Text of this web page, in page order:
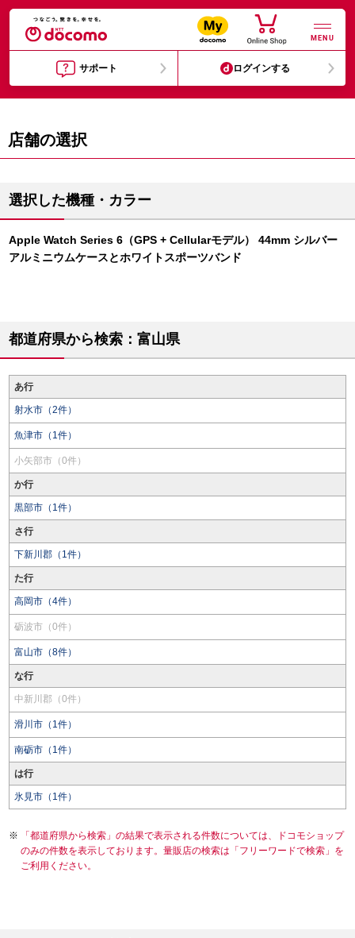
MENU
サポート ログインする
店舗の選択
選択した機種・カラー
Apple Watch Series 6（GPS + Cellularモデル） 44mm シルバー
アルミニウムケースとホワイトスポーツバンド
都道府県から検索：富山県
あ行
射水市（2件）
魚津市（1件）
小矢部市（0件）
か行
黒部市（1件）
さ行
下新川郡（1件）
た行
高岡市（4件）
砺波市（0件）
富山市（8件）
な行
中新川郡（0件）
滑川市（1件）
南砺市（1件）
は行
氷見市（1件）
「都道府県から検索」の結果で表示される件数については、ドコモショップ
のみの件数を表示しております。量販店の検索は「フリーワードで検索」を
ご利用ください。